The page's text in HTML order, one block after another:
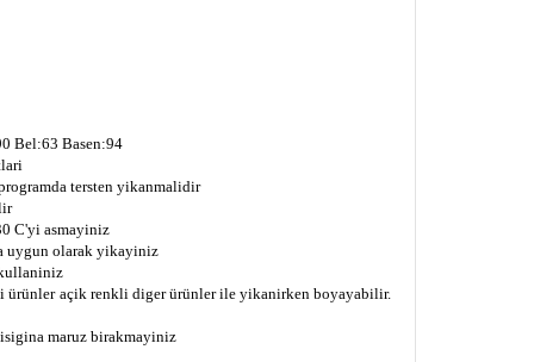
Bel:63 Basen:94
tersten yikanmalidir
C'yi asmayiniz
uygun olarak yikayiniz
ürünler açik renkli diger ürünler ile yikanirken boyayabilir.
maruz birakmayiniz